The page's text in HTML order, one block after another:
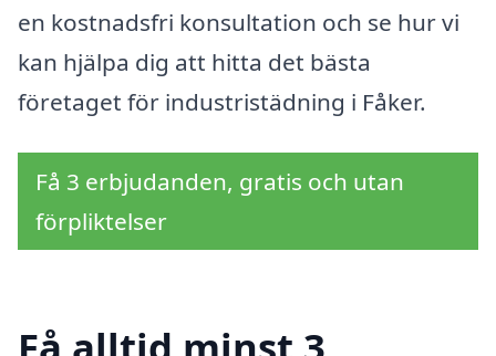
en kostnadsfri konsultation och se hur vi
kan hjälpa dig att hitta det bästa
företaget för industristädning i Fåker.
Få 3 erbjudanden, gratis och utan
förpliktelser